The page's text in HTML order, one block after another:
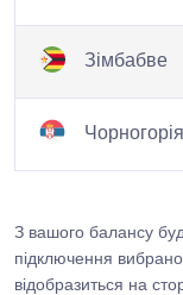
Зімбабве
Чорногорія
З вашого балансу
підключення
відобразиться на